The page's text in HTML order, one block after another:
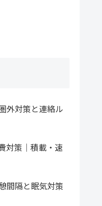
外対策と連絡ル
対策｜積載・速
間隔と眠気対策